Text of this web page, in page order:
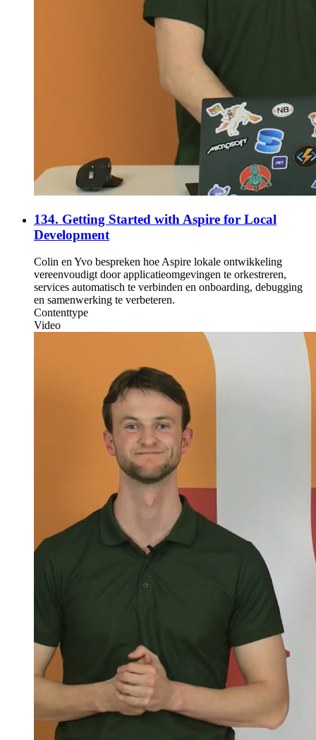
134. Getting Started with Aspire for Local
Development
Colin en Yvo bespreken hoe Aspire lokale ontwikkeling
vereenvoudigt door applicatieomgevingen te orkestreren,
services automatisch te verbinden en onboarding, debugging
en samenwerking te verbeteren.
Contenttype
Video